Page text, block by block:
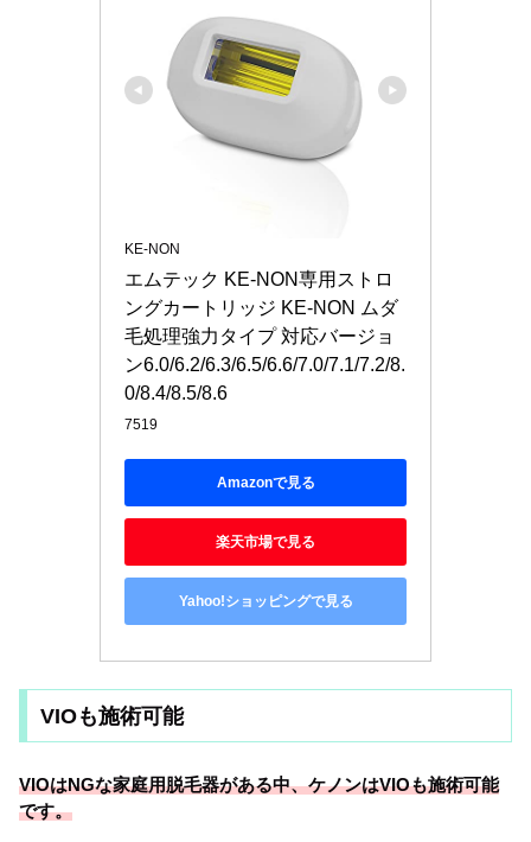
KE-NON
エムテック KE-NON専用ストロ
ングカートリッジ KE-NON ムダ
毛処理強力タイプ 対応バージョ
ン6.0/6.2/6.3/6.5/6.6/7.0/7.1/7.2/8.
0/8.4/8.5/8.6
7519
Amazonで見る
楽天市場で見る
Yahoo!ショッピングで見る
VIOも施術可能
VIOはNGな家庭用脱毛器がある中、ケノンはVIOも施術可能
です。